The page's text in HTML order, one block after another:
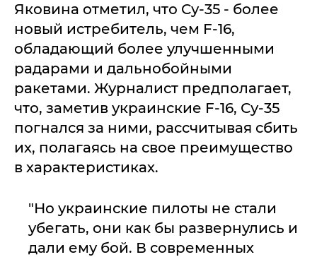
Яковина отметил, что Су-35 - более
новый истребитель, чем F-16,
обладающий более улучшенными
радарами и дальнобойными
ракетами. Журналист предполагает,
что, заметив украинские F-16, Су-35
погнался за ними, рассчитывая сбить
их, полагаясь на свое преимущество
в характеристиках.
"Но украинские пилоты не стали
убегать, они как бы развернулись и
дали ему бой. В современных